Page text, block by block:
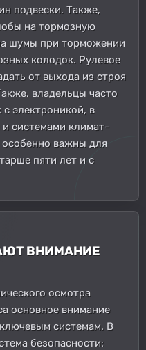
подвески. Также,
на тормозную
шумы при торможении
колодок. Рулевое
от выхода из строя
владельцы часто
электроникой, в
и системами климат-
особенно важны для
пяти лет и с
ВНИМАНИЕ
осмотра
основное внимание
системам. В
безопасности: